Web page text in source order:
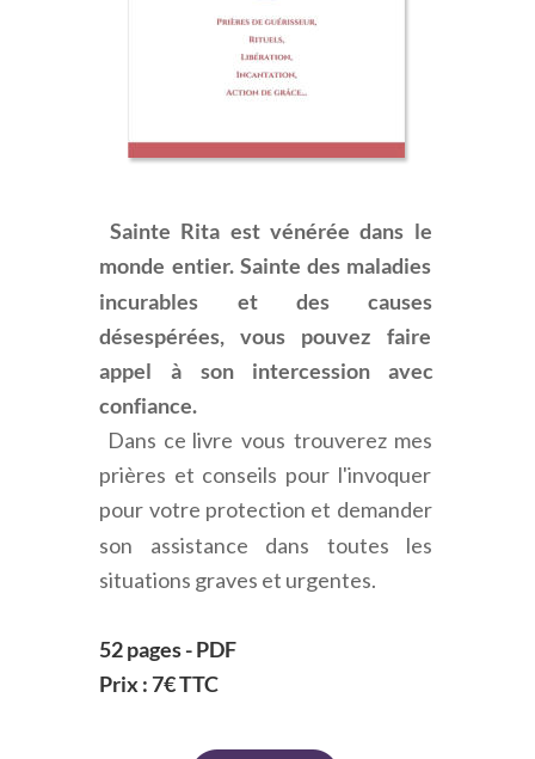
Sainte Rita est vénérée dans le
monde entier. Sainte des maladies
incurables
et des
causes
désespérées, vous pouvez
faire
appel
à son intercession
avec
confiance.
Dans ce livre vous trouverez mes
prières et conseils pour l'invoquer
pour votre protection et demander
son
assistance dans toutes
les
situations graves et urgentes.
52 pages - PDF
Prix : 7€ TTC